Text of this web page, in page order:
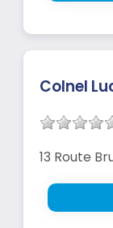
Colnel
13 Route